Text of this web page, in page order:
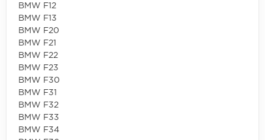
BMW F12
BMW F13
BMW F20
BMW F21
BMW F22
BMW F23
BMW F30
BMW F31
BMW F32
BMW F33
BMW F34